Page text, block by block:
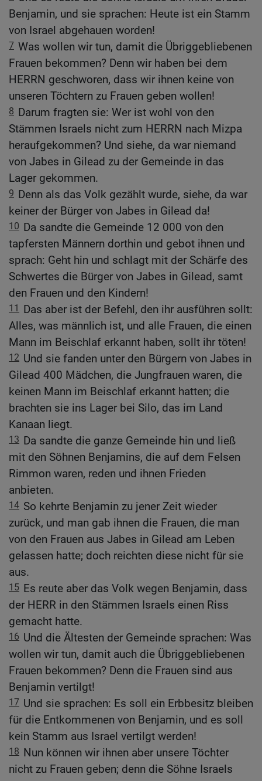
Benjamin, und sie sprachen: Heute ist ein Stamm
von Israel abgehauen worden!
7 Was wollen wir tun, damit die Übriggebliebenen
Frauen bekommen? Denn wir haben bei dem
HERRN geschworen, dass wir ihnen keine von
unseren Töchtern zu Frauen geben wollen!
8 Darum fragten sie: Wer ist wohl von den
Stämmen Israels nicht zum HERRN nach Mizpa
heraufgekommen? Und siehe, da war niemand
von Jabes in Gilead zu der Gemeinde in das
Lager gekommen.
9 Denn als das Volk gezählt wurde, siehe, da war
keiner der Bürger von Jabes in Gilead da!
10 Da sandte die Gemeinde 12 000 von den
tapfersten Männern dorthin und gebot ihnen und
sprach: Geht hin und schlagt mit der Schärfe des
Schwertes die Bürger von Jabes in Gilead, samt
den Frauen und den Kindern!
11
Das aber ist der Befehl, den ihr ausführen sollt:
Alles, was männlich ist, und alle Frauen, die einen
Mann im Beischlaf erkannt haben, sollt ihr töten!
12 Und sie fanden unter den Bürgern von Jabes in
Gilead 400 Mädchen, die Jungfrauen waren, die
keinen Mann im Beischlaf erkannt hatten; die
brachten sie ins Lager bei Silo, das im Land
Kanaan liegt.
13 Da sandte die ganze Gemeinde hin und ließ
mit den Söhnen Benjamins, die auf dem Felsen
Rimmon waren, reden und ihnen Frieden
anbieten.
14 So kehrte Benjamin zu jener Zeit wieder
zurück, und man gab ihnen die Frauen, die man
von den Frauen aus Jabes in Gilead am Leben
gelassen hatte; doch reichten diese nicht für sie
aus.
15 Es reute aber das Volk wegen Benjamin, dass
der HERR in den Stämmen Israels einen Riss
gemacht hatte.
16 Und die Ältesten der Gemeinde sprachen: Was
wollen wir tun, damit auch die Übriggebliebenen
Frauen bekommen? Denn die Frauen sind aus
Benjamin vertilgt!
17 Und sie sprachen: Es soll ein Erbbesitz bleiben
für die Entkommenen von Benjamin, und es soll
kein Stamm aus Israel vertilgt werden!
18 Nun können wir ihnen aber unsere Töchter
nicht zu Frauen geben; denn die Söhne Israels